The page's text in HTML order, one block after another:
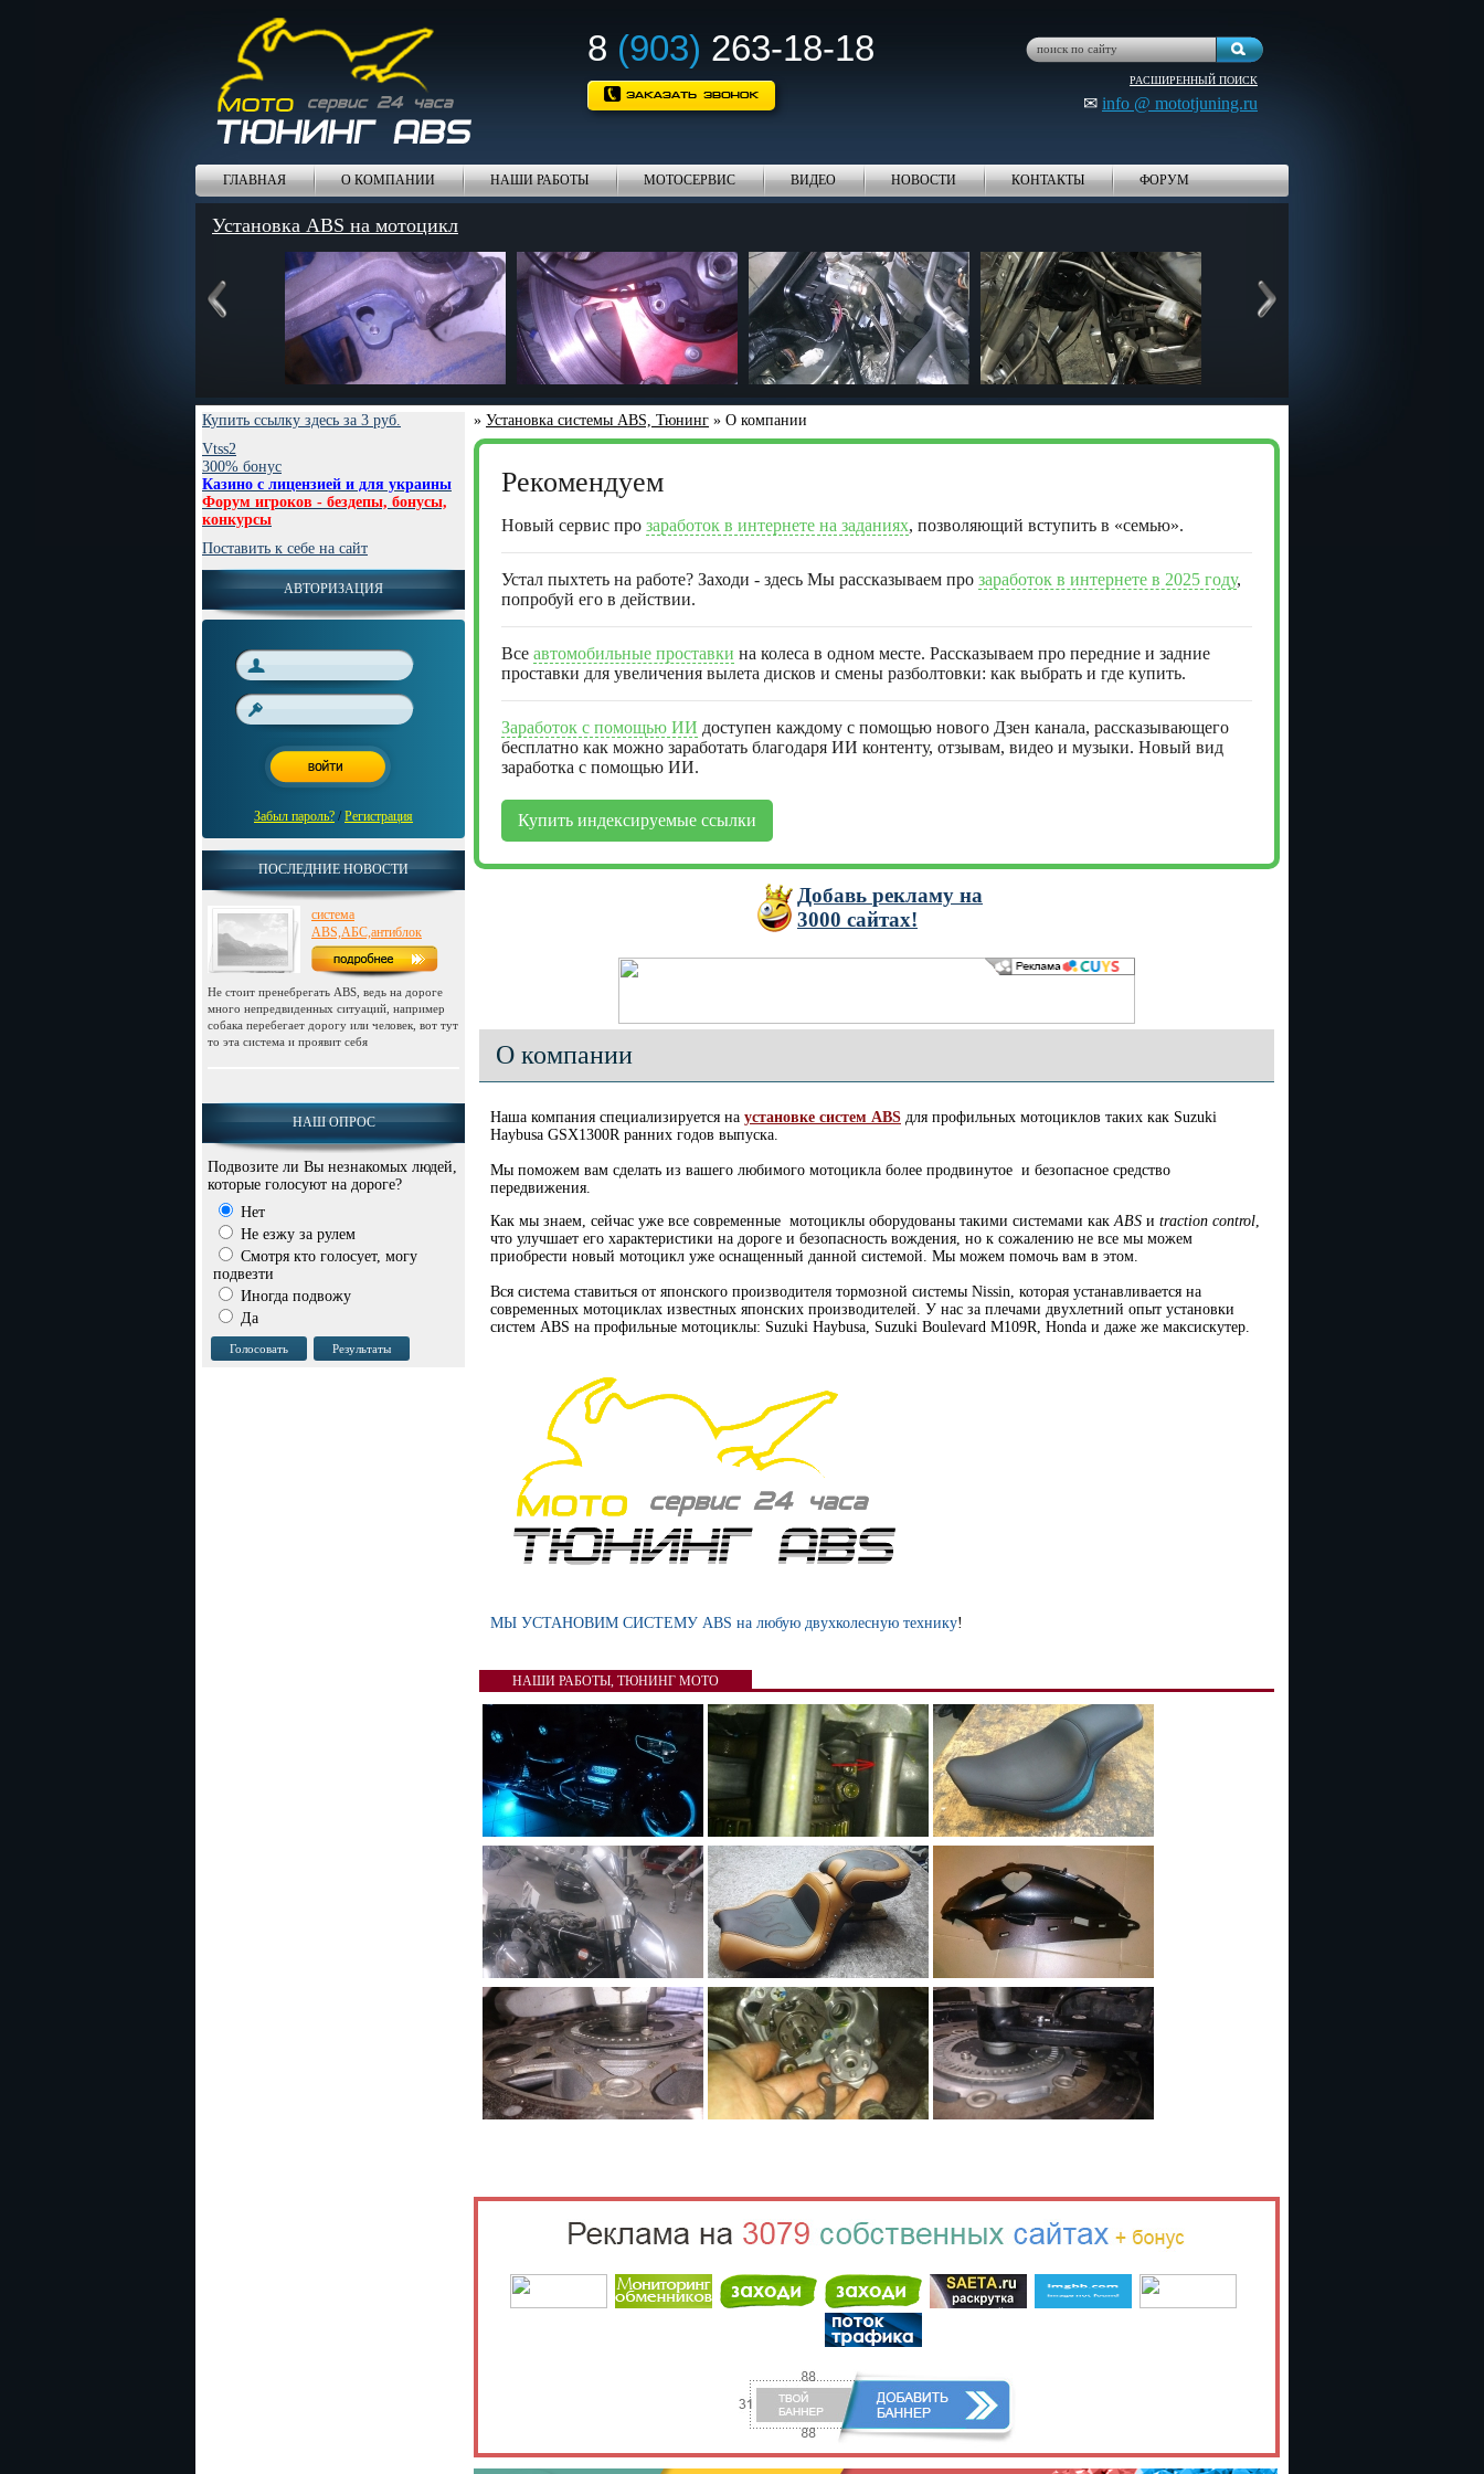
8 (903) 263-18-18
РАСШИРЕННЫЙ ПОИСК
✉ info @ mototjuning.ru
ГЛАВНАЯ О КОМПАНИИ НАШИ РАБОТЫ МОТОСЕРВИС ВИДЕО НОВОСТИ КОНТАКТЫ ФОРУМ
Установка ABS на мотоцикл
Купить ссылку здесь за 3 руб.
Vtss2
300% бонус
Казино с лицензией и для украины
Форум игроков - бездепы, бонусы,
конкурсы
Поставить к себе на сайт
АВТОРИЗАЦИЯ
Забыл пароль? / Регистрация
ПОСЛЕДНИЕ НОВОСТИ
система
ABS,АБС,антиблок
Не стоит пренебрегать АВS, ведь на дороге
много непредвиденных ситуаций, например
собака перебегает дорогу или человек, вот тут
то эта система и проявит себя
НАШ ОПРОС
Подвозите ли Вы незнакомых людей,
которые голосуют на дороге?
Нет
Не езжу за рулем
Смотря кто голосует, могу
подвезти
Иногда подвожу
Да
» Установка системы ABS, Тюнинг » О компании
Рекомендуем
Новый сервис про заработок в интернете на заданиях, позволяющий вступить в «семью».
Устал пыхтеть на работе? Заходи - здесь Мы рассказываем про заработок в интернете в 2025 году,
попробуй его в действии.
Все автомобильные проставки на колеса в одном месте. Рассказываем про передние и задние
проставки для увеличения вылета дисков и смены разболтовки: как выбрать и где купить.
Заработок с помощью ИИ доступен каждому с помощью нового Дзен канала, рассказывающего
бесплатно как можно заработать благодаря ИИ контенту, отзывам, видео и музыки. Новый вид
заработка с помощью ИИ.
Купить индексируемые ссылки
Добавь рекламу на
3000 сайтах!
О компании
Наша компания специализируется на установке систем ABS для профильных мотоциклов таких как Suzuki
Haybusa GSX1300R ранних годов выпуска.
Мы поможем вам сделать из вашего любимого мотоцикла более продвинутое и безопасное средство
передвижения.
Как мы знаем, сейчас уже все современные мотоциклы оборудованы такими системами какABS и traction control,
что улучшает его характеристики на дороге и безопасность вождения, но к сожалению не все мы можем
приобрести новый мотоцикл уже оснащенный данной системой. Мы можем помочь вам в этом.
Вся система ставиться от японского производителя тормозной системы Nissin, которая устанавливается на
современных мотоциклах известных японских производителей. У нас за плечами двухлетний опыт установки
систем ABS на профильные мотоциклы: Suzuki Haybusa, Suzuki Boulevard M109R, Honda и даже же максискутер.
МЫ УСТАНОВИМ СИСТЕМУ ABS на любую двухколесную технику!
НАШИ РАБОТЫ, ТЮНИНГ МОТО